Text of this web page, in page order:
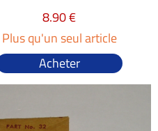
8.90 €
Plus qu'un seul article
Acheter